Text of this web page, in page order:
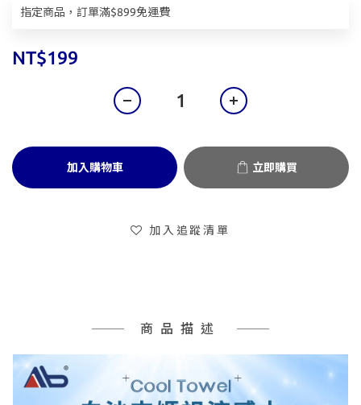
指定商品，訂單滿$899免運費
NT$199
加入購物車 立即購買
加入追蹤清單
商品描述